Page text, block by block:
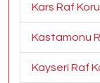
Kars Raf
Kastamonu
Kayseri Raf